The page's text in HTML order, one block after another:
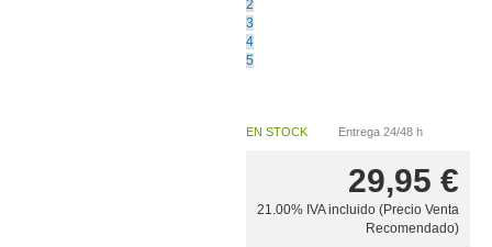
2
3
4
5
EN STOCK Entrega 24/48 h
29,95 €
21.00% IVA incluido (Precio Venta
Recomendado)